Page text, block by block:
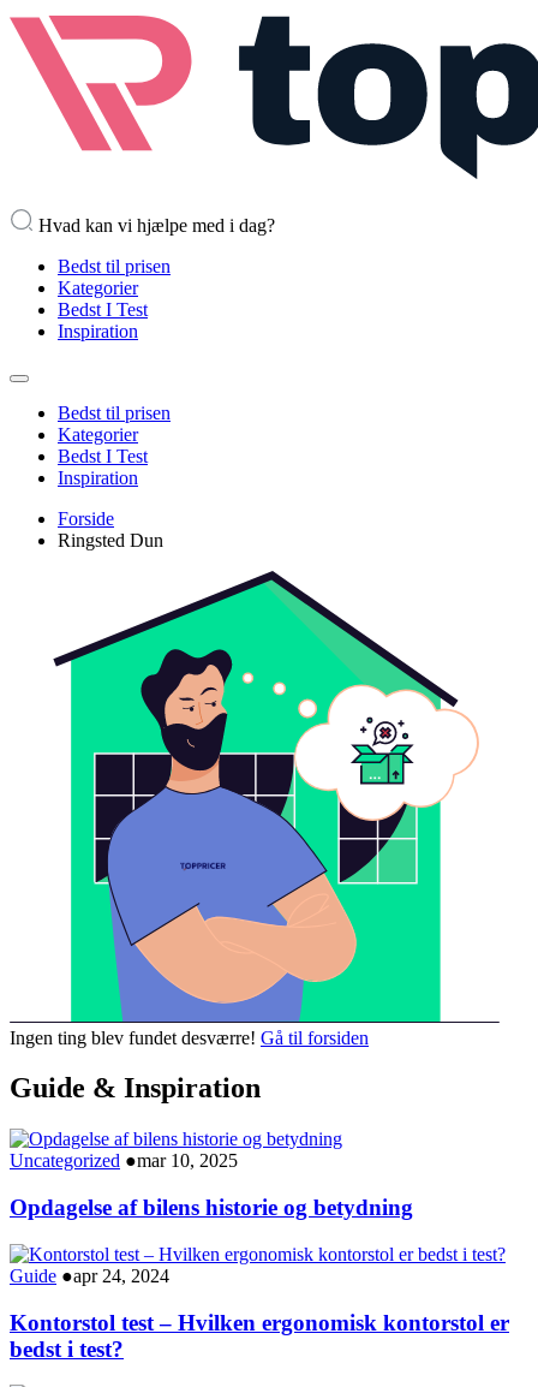
Hvad kan vi hjælpe med i dag?
Bedst til prisen
Kategorier
Bedst I Test
Inspiration
Bedst til prisen
Kategorier
Bedst I Test
Inspiration
Forside
Ringsted Dun
Ingen ting blev fundet desværre! Gå til forsiden
Guide & Inspiration
Uncategorized ●mar 10, 2025
Opdagelse af bilens historie og betydning
Guide ●apr 24, 2024
Kontorstol test – Hvilken ergonomisk kontorstol er
bedst i test?